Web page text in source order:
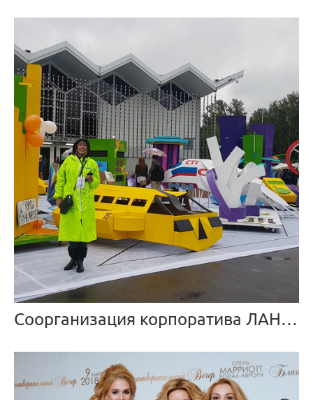
Соорганизация корпоратива ЛАНИТ от заказчика